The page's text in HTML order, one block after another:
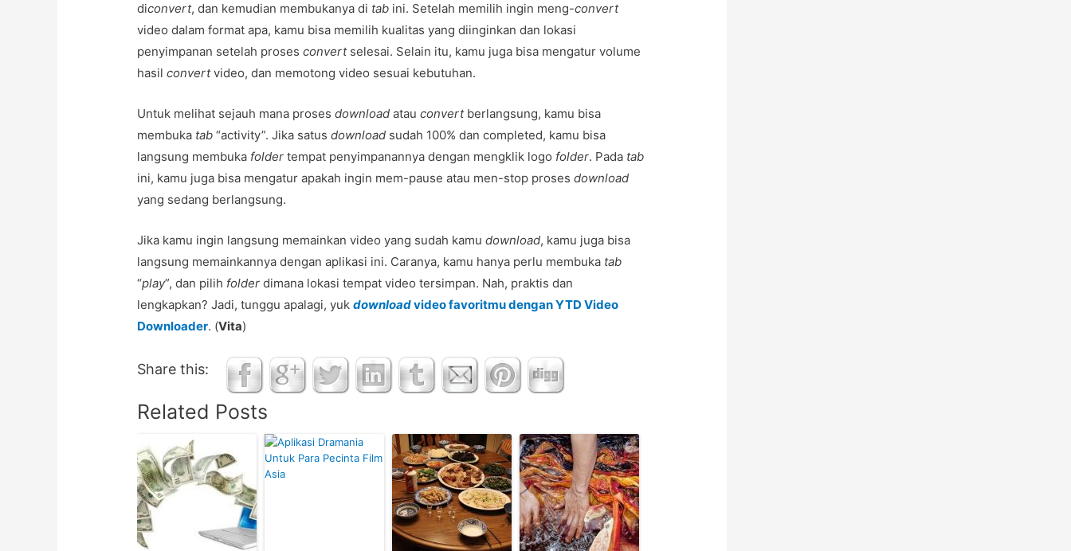
diconvert, dan kemudian membukanya di tab ini. Setelah memilih ingin meng-convert
video dalam format apa, kamu bisa memilih kualitas yang diinginkan dan lokasi
penyimpanan setelah prosesconvertselesai. Selain itu, kamu juga bisa mengatur volume
hasilconvertvideo, dan memotong video sesuai kebutuhan.
Untuk melihat sejauh mana prosesdownload atauconvertberlangsung, kamu bisa
membuka tab “activity”. Jika satusdownload sudah 100% dan completed, kamu bisa
langsung membuka folder tempat penyimpanannya dengan mengklik logo folder. Pada tab
ini, kamu juga bisa mengatur apakah ingin mem-pause atau men-stop prosesdownload
yang sedang berlangsung.
Jika kamu ingin langsung memainkan video yang sudah kamudownload, kamu juga bisa
langsung memainkannya dengan aplikasi ini. Caranya, kamu hanya perlu membuka tab
“play”, dan pilih folder dimana lokasi tempat video tersimpan. Nah, praktis dan
lengkapkan? Jadi, tunggu apalagi, yukdownloadvideo favoritmu dengan YTD Video
Downloader. (Vita)
Share this:
Related Posts